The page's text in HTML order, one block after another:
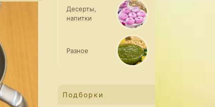
Десерты,
напитки
Разное
Подборки